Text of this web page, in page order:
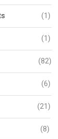
(1)
(1)
(82)
(6)
(21)
(8)